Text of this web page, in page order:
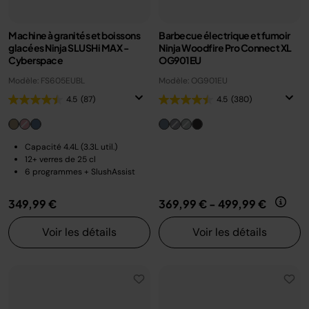
Machine à granités et boissons
glacées Ninja SLUSHi MAX -
Cyberspace
Modèle: FS605EUBL
4.5 (87)
Capacité 4.4L (3.3L util.)
12+ verres de 25 cl
6 programmes + SlushAssist
349,99 €
Voir les détails
Barbecue électrique et fumoir
Ninja Woodfire Pro Connect XL
OG901EU
Modèle: OG901EU
4.5 (380)
369,99 €- 499,99 €
Voir les détails